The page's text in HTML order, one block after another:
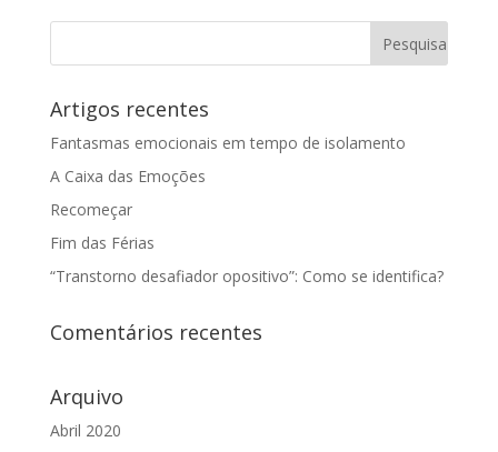
Artigos recentes
Fantasmas emocionais em tempo de isolamento
A Caixa das Emoções
Recomeçar
Fim das Férias
“Transtorno desafiador opositivo”: Como se identifica?
Comentários recentes
Arquivo
Abril 2020